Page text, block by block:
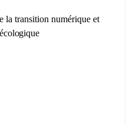
la transition numérique et
écologique